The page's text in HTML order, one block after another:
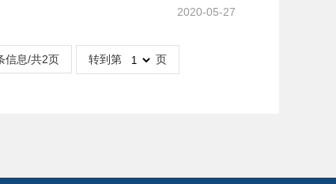
2020-05-27
信息/共2页 转到第 页